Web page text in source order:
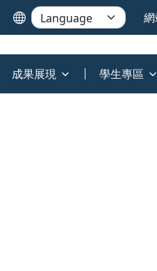
成果展現 學生專區